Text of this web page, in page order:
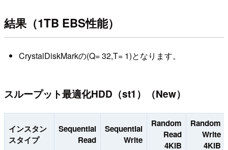
結果（1TB EBS性能）
CrystalDiskMarkの(Q= 32,T= 1)となります。
スループット最適化HDD（st1）（New）
インスタン
スタイプ
Sequential
Read
Sequential
Write
Random
Read
4KiB
Random
Write
4KiB